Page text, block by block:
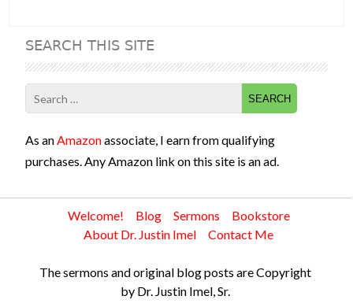
SEARCH THIS SITE
Search
for:
As anAmazonassociate, I earn from qualifying
purchases. Any Amazon link on this site is an ad.
Welcome! Blog Sermons
Bookstore
About Dr. Justin Imel
Contact Me
The sermons and original blog posts are Copyright
by Dr. Justin Imel, Sr.